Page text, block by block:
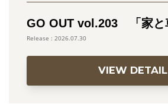
GO OUT vol.203 「家と
2026.07.30
VIEW DETAIL